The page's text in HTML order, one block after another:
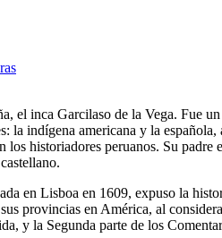
el inca Garcilaso de la Vega. Fue
la indígena americana y la
historiadores peruanos. Su
en Lisboa en 1609, expuso la
provincias en América, al
y la Segunda parte de los